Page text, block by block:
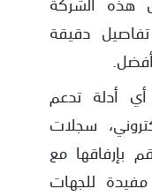
دقيقة
أدلة تدعم
سجلات
بإرفاقها مع
للجهات